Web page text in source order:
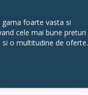
foarte vasta si
cele mai bune preturi
o multitudine de oferte.